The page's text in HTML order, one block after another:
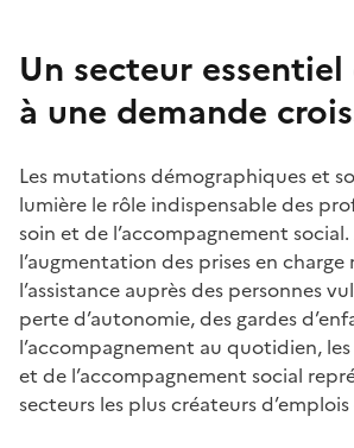
Un secteur
à une demande
Les mutations démographiques et
lumière le rôle indispensable des
soin et de l’accompagnement
l’augmentation des prises en charge
l’assistance auprès des personnes
perte d’autonomie, des gardes
l’accompagnement au quotidien,
et de l’accompagnement social
secteurs les plus créateurs d’emplois